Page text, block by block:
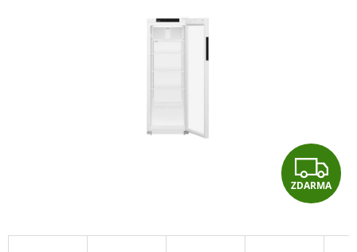
Z
D
A
ZDARMA